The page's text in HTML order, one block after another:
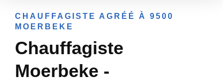
CHAUFFAGISTE AGRÉÉ À 9500
MOERBEKE
Chauffagiste
Moerbeke -